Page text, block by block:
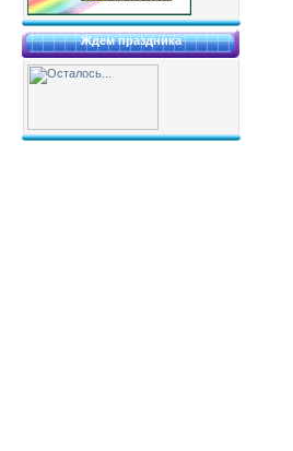
Ждем праздника